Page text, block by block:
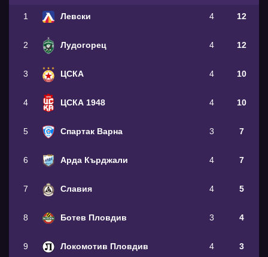
1 Левски 4 12
2 Лудогорец 4 12
3 ЦСКА 4 10
4 ЦСКА 1948 4 10
5 Спартак Варна 3 7
6 Арда Кърджали 4 7
7 Славия 4 5
8 Ботев Пловдив 3 4
9 Локомотив Пловдив 4 3